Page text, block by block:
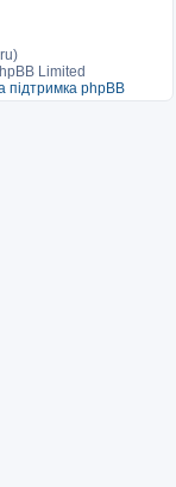
Limited
підтримка phpBB